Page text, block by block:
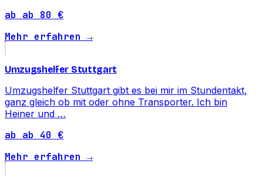
ab ab 80 €
Mehr erfahren →
Umzugshelfer Stuttgart
Umzugshelfer Stuttgart gibt es bei mir im Stundentakt,
ganz gleich ob mit oder ohne Transporter. Ich bin
Heiner und …
ab ab 40 €
Mehr erfahren →